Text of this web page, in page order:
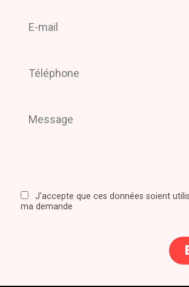
J'accepte que ces données soient
ma demande